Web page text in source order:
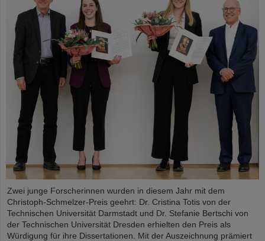
Zwei junge Forscherinnen wurden in diesem Jahr mit dem
Christoph-Schmelzer-Preis geehrt: Dr. Cristina Totis von der
Technischen Universität Darmstadt und Dr. Stefanie Bertschi von
der Technischen Universität Dresden erhielten den Preis als
Würdigung für ihre Dissertationen. Mit der Auszeichnung prämiert